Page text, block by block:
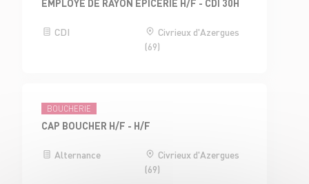
EMPLOYE DE RAYON EPICERIE H/F - CDI 30H
CDI
Civrieux d'Azergues
(69)
BOUCHERIE
CAP BOUCHER H/F - H/F
Alternance
Civrieux d'Azergues
(69)